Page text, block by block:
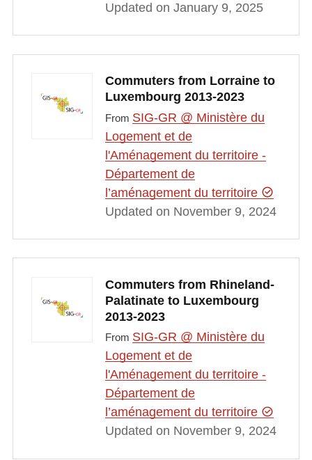
Updated on January 9, 2025
Commuters from Lorraine to
Luxembourg 2013-2023
From SIG-GR @ Ministère du
Logement et de
l'Aménagement du territoire -
Département de
l’aménagement du territoire
Updated on November 9, 2024
Commuters from Rhineland-
Palatinate to Luxembourg
2013-2023
From SIG-GR @ Ministère du
Logement et de
l'Aménagement du territoire -
Département de
l’aménagement du territoire
Updated on November 9, 2024